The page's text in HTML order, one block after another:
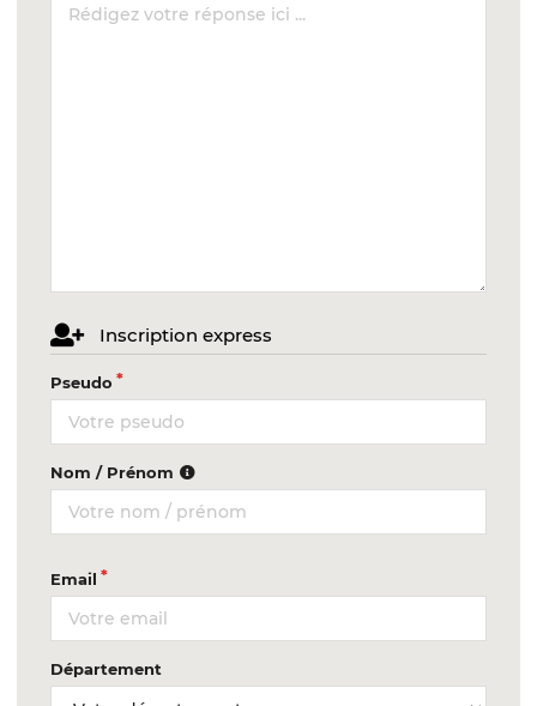
Inscription express
Pseudo
Nom / Prénom
Email
Département